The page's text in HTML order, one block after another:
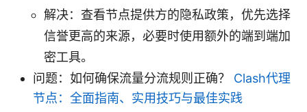
解决：查看节点提供方的隐私政策，优先选择
信誉更高的来源，必要时使用额外的端到端加
密工具。
问题：如何确保流量分流规则正确？ Clash代理
节点：全面指南、实用技巧与最佳实践